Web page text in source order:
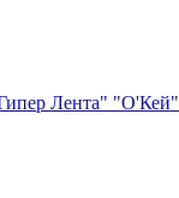
Лента" "О'Кей"